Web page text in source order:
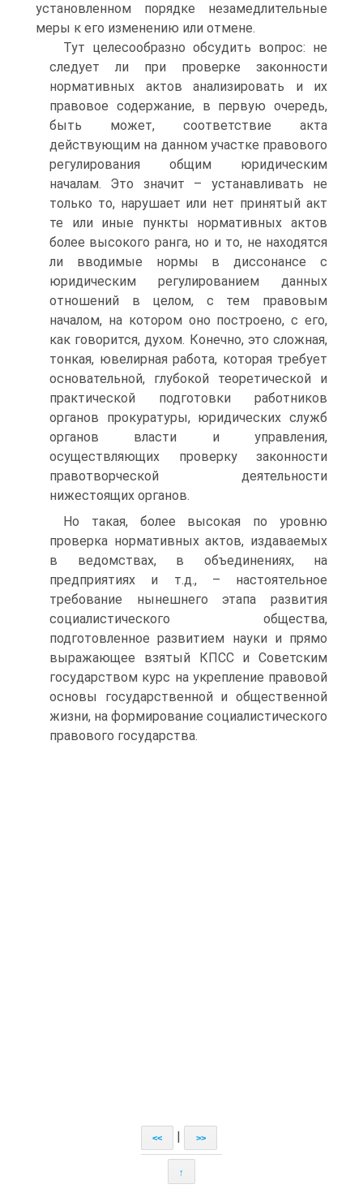
установленном порядке незамедлительные
меры к его изменению или отмене.
Тут целесообразно обсудить вопрос: не
следует ли при проверке законности
нормативных актов анализировать и их
правовое содержание, в первую очередь,
быть может, соответствие акта
действующим на данном участке правового
регулирования общим юридическим
началам. Это значит – устанавливать не
только то, нарушает или нет принятый акт
те или иные пункты нормативных актов
более высокого ранга, но и то, не находятся
ли вводимые нормы в диссонансе с
юридическим регулированием данных
отношений в целом, с тем правовым
началом, на котором оно построено, с его,
как говорится, духом. Конечно, это сложная,
тонкая, ювелирная работа, которая требует
основательной, глубокой теоретической и
практической подготовки работников
органов прокуратуры, юридических служб
органов власти и управления,
осуществляющих проверку законности
правотворческой деятельности
нижестоящих органов.
Но такая, более высокая по уровню
проверка нормативных актов, издаваемых
в ведомствах, в объединениях, на
предприятиях и т.д., – настоятельное
требование нынешнего этапа развития
социалистического общества,
подготовленное развитием науки и прямо
выражающее взятый КПСС и Советским
государством курс на укрепление правовой
основы государственной и общественной
жизни, на формирование социалистического
правового государства.
<< >>
↑